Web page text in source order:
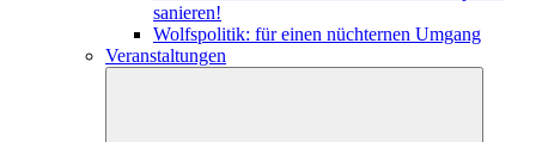
sanieren!
Wolfspolitik: für einen nüchternen Umgang
Veranstaltungen